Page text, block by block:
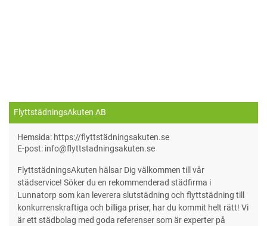
FlyttstädningsAkuten AB
Hemsida: https://flyttstädningsakuten.se
E-post: info@flyttstadningsakuten.se
FlyttstädningsAkuten hälsar Dig välkommen till vår
städservice! Söker du en rekommenderad städfirma i
Lunnatorp som kan leverera slutstädning och flyttstädning till
konkurrenskraftiga och billiga priser, har du kommit helt rätt! Vi
är ett städbolag med goda referenser som är experter på